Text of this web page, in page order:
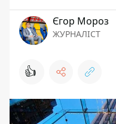
Єгор Мороз
ЖУРНАЛІСТ
👍